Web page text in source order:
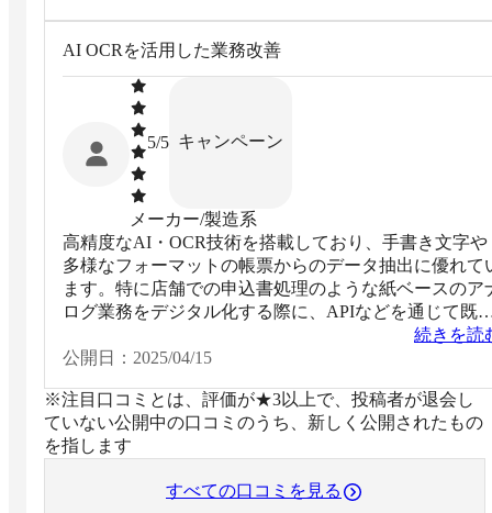
AI OCRを活用した業務改善
5/5 キャンペーン
メーカー/製造系
高精度なAI・OCR技術を搭載しており、手書き文字や
多様なフォーマットの帳票からのデータ抽出に優れて
ます。特に店舗での申込書処理のような紙ベースのア
ログ業務をデジタル化する際に、APIなどを通じて既
システムへ容易に組み込むことが可能です。導入によ
データ入力作業の時間短縮と精度向上が実現でき、人
効率化を実現します。
続きを読
公開日： 2025/04/15
※注目口コミとは、評価が★3以上で、投稿者が退会し
ていない公開中の口コミのうち、新しく公開されたもの
を指します
すべての口コミを見る